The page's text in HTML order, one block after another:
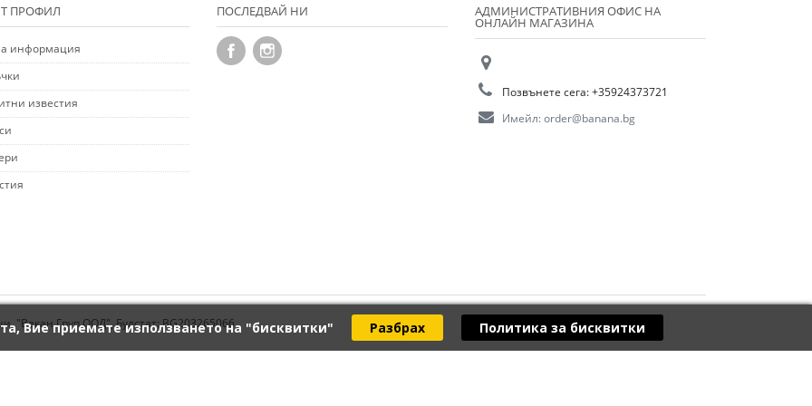
Вие приемате използването на "бисквитки" Разбрах Политика за бисквитки
ПРОФИЛ
информация
известия
ПОСЛЕДВАЙ НИ АДМИНИСТРАТИВНИЯ ОФИС НА
ОНЛАЙН МАГАЗИНА
Позвънете сега:+35924373721
Имейл:order@banana.bg
"Векан Груп ООД", Булстат: BG203265066